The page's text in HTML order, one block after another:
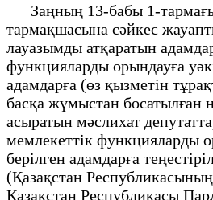
Заңның 13-бабы 1-
тармақшасына сәйкес
лауазымды атқаратын
функцияларды орындауға
адамдарға (өз қызметін
басқа жұмыстан босатылған
асыратын мәслихат
мемлекеттік функцияларды
берілген адамдарға
(Қазақстан Республикасының
Қазақстан Республикасы